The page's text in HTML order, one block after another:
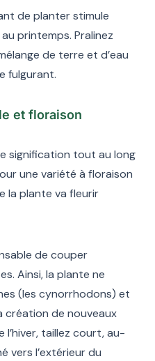
de planter stimule
printemps. Pralinez
de terre et d’eau
fulgurant.
et floraison
signification tout au long
une variété à floraison
la plante va fleurir
de couper
Ainsi, la plante ne
(les cynorrhodons) et
création de nouveaux
taillez court, au-
vers l’extérieur du